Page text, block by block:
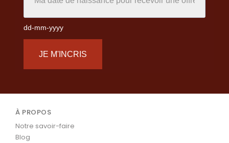
dd-mm-yyyy
JE M'INCRIS
À PROPOS
Notre savoir-faire
Blog